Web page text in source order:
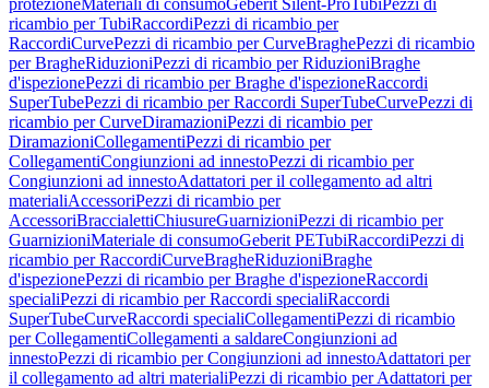
protezioneMateriali di consumoGeberit Silent-ProTubiPezzi di
ricambio per TubiRaccordiPezzi di ricambio per
RaccordiCurvePezzi di ricambio per CurveBraghePezzi di ricambio
per BragheRiduzioniPezzi di ricambio per RiduzioniBraghe
d'ispezionePezzi di ricambio per Braghe d'ispezioneRaccordi
SuperTubePezzi di ricambio per Raccordi SuperTubeCurvePezzi di
ricambio per CurveDiramazioniPezzi di ricambio per
DiramazioniCollegamentiPezzi di ricambio per
CollegamentiCongiunzioni ad innestoPezzi di ricambio per
Congiunzioni ad innestoAdattatori per il collegamento ad altri
materialiAccessoriPezzi di ricambio per
AccessoriBraccialettiChiusureGuarnizioniPezzi di ricambio per
GuarnizioniMateriale di consumoGeberit PETubiRaccordiPezzi di
ricambio per RaccordiCurveBragheRiduzioniBraghe
d'ispezionePezzi di ricambio per Braghe d'ispezioneRaccordi
specialiPezzi di ricambio per Raccordi specialiRaccordi
SuperTubeCurveRaccordi specialiCollegamentiPezzi di ricambio
per CollegamentiCollegamenti a saldareCongiunzioni ad
innestoPezzi di ricambio per Congiunzioni ad innestoAdattatori per
il collegamento ad altri materialiPezzi di ricambio per Adattatori per